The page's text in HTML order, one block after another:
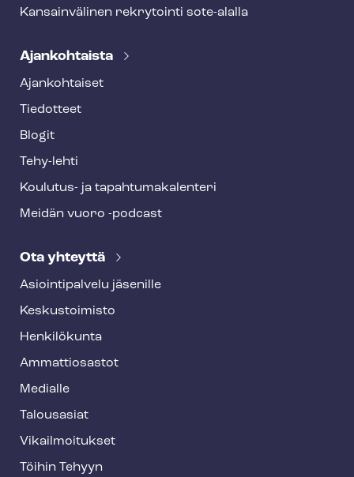
Kansainvälinen rekrytointi sote-alalla
Ajankohtaista
Ajankohtaiset
Tiedotteet
Blogit
Tehy-lehti
Koulutus- ja ta­pah­tu­ma­ka­len­te­ri
Meidän vuoro -podcast
Ota yhteyttä
Asioin­ti­pal­ve­lu jäsenille
Keskustoimisto
Henkilökunta
Ammattiosastot
Medialle
Talousasiat
Vi­kail­moi­tuk­set
Töihin Tehyyn